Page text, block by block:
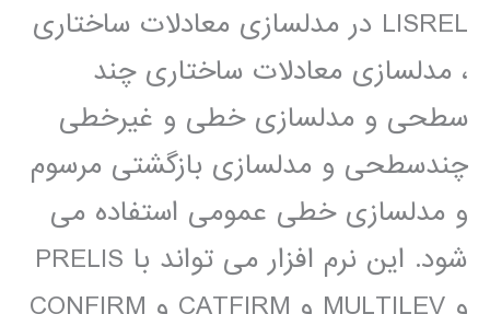
LISREL در مدلسازی معادلات ساختاری
، مدلسازی معادلات ساختاری چند
سطحی و مدلسازی خطی و غیرخطی
چندسطحی و مدلسازی بازگشتی مرسوم
و مدلسازی خطی عمومی استفاده می
شود. این نرم افزار می تواند با PRELIS